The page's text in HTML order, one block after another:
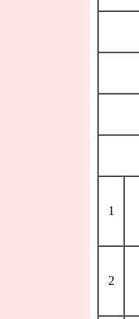
1
2